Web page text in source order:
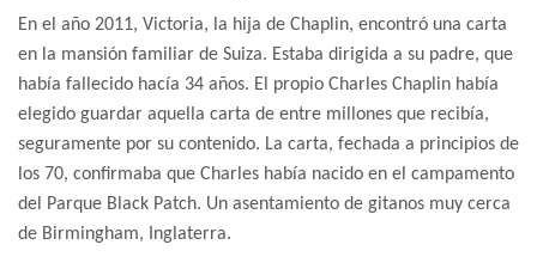
En el año 2011, Victoria, la hija de Chaplin, encontró una carta
en la mansión familiar de Suiza. Estaba dirigida a su padre, que
había fallecido hacía 34 años. El propio Charles Chaplin había
elegido guardar aquella carta de entre millones que recibía,
seguramente por su contenido. La carta, fechada a principios de
los 70, confirmaba que Charles había nacido en el campamento
del Parque Black Patch. Un asentamiento de gitanos muy cerca
de Birmingham, Inglaterra.